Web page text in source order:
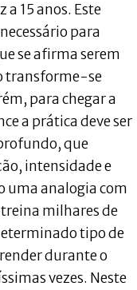
a 15 anos. Este
para
se afirma serem
transforme-se
para chegar a
a prática deve ser
que
intensidade e
uma analogia com
milhares de
tipo de
durante o
vezes. Neste